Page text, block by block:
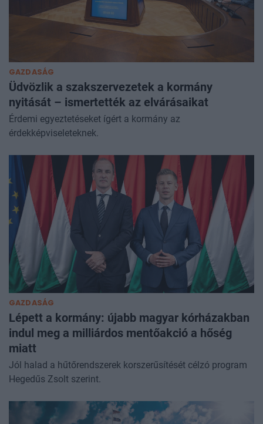
GAZDASÁG
Üdvözlik a szakszervezetek a kormány
nyitását – ismertették az elvárásaikat
Érdemi egyeztetéseket ígért a kormány az
érdekképviseleteknek.
GAZDASÁG
Lépett a kormány: újabb magyar kórházakban
indul meg a milliárdos mentőakció a hőség
miatt
Jól halad a hűtőrendszerek korszerűsítését célzó program
Hegedűs Zsolt szerint.